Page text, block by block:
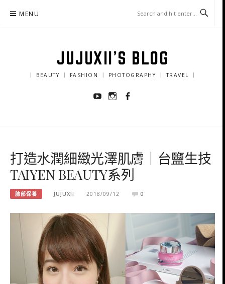
MENU
JUJUXII'S BLOG
｜ BEAUTY ｜ FASHION ｜ PHOTOGRAPHY ｜ TRAVEL ｜
YoutubeInstagram
打造水潤細緻光澤肌膚｜台鹽生技
TAIYEN BEAUTY系列
臉部保養 JUJUXII 2018/09/12 0